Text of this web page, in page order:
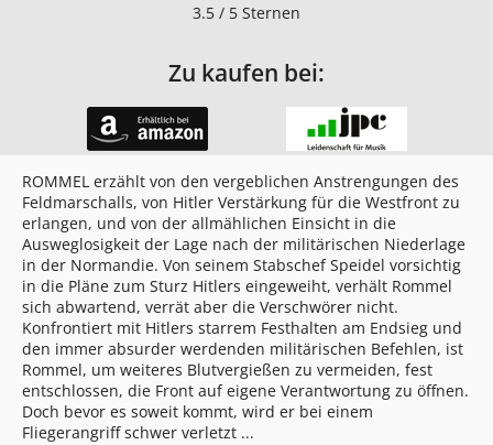
3.5 / 5 Sternen
Zu kaufen bei:
ROMMEL erzählt von den vergeblichen Anstrengungen des
Feldmarschalls, von Hitler Verstärkung für die Westfront zu
erlangen, und von der allmählichen Einsicht in die
Ausweglosigkeit der Lage nach der militärischen Niederlage
in der Normandie. Von seinem Stabschef Speidel vorsichtig
in die Pläne zum Sturz Hitlers eingeweiht, verhält Rommel
sich abwartend, verrät aber die Verschwörer nicht.
Konfrontiert mit Hitlers starrem Festhalten am Endsieg und
den immer absurder werdenden militärischen Befehlen, ist
Rommel, um weiteres Blutvergießen zu vermeiden, fest
entschlossen, die Front auf eigene Verantwortung zu öffnen.
Doch bevor es soweit kommt, wird er bei einem
Fliegerangriff schwer verletzt ...